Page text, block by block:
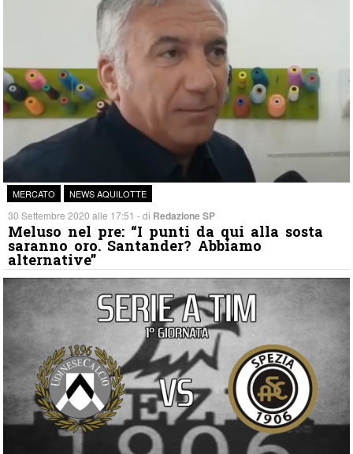
MERCATO NEWS AQUILOTTE
30 Settembre 2020 alle 17:51 - di Redazione SP
Meluso nel pre: “I punti da qui alla sosta
saranno oro. Santander? Abbiamo
alternative”